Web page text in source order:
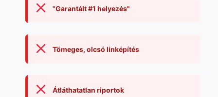
"Garantált #1 helyezés"
Tömeges, olcsó linképítés
Átláthatatlan riportok